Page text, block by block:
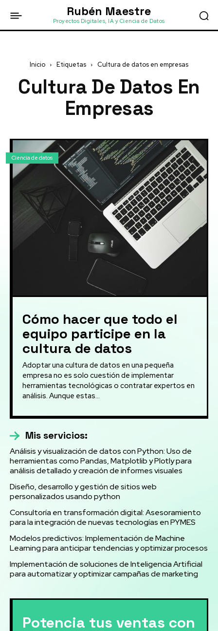
Rubén Maestre
Proyectos Digitales, IA y Ciencia de Datos
Inicio Etiquetas Cultura de datos en empresas
Cultura De Datos En
Empresas
Ciencia de datos
Cómo hacer que todo el
equipo participe en la
cultura de datos
Adoptar una cultura de datos en una pequeña
empresa no es solo cuestión de implementar
herramientas tecnológicas o contratar expertos en
análisis. Aunque estas...
Mis servicios:
Análisis y visualización de datos con Python: Uso de
herramientas como Pandas, Matplotlib y Plotly para
análisis detallado y creación de informes visuales
Diseño, desarrollo y gestión de sitios web
personalizados usando python
Consultoría en transformación digital: Asesoramiento
para la integración de nuevas tecnologías en PYMES
Modelos predictivos: Implementación de Machine
Learning para anticipar tendencias y optimizar procesos
Implementación de soluciones de Inteligencia Artificial
para automatizar y optimizar campañas de marketing
Potencia tus ventas con